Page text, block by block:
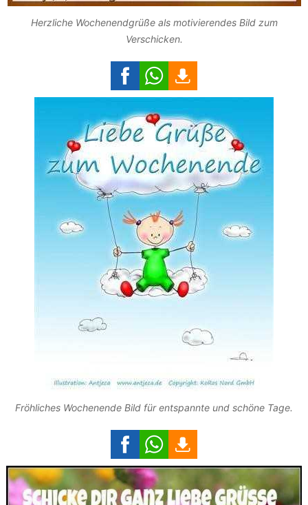
Herzliche Wochenendgrüße als motivierendes Bild zum
Verschicken.
Fröhliches Wochenende Bild für entspannte und schöne Tage.